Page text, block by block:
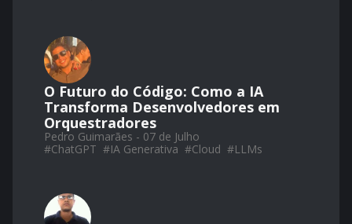
O Futuro do Código: Como a IA
Transforma Desenvolvedores em
Orquestradores
Pedro Guimarães - 07 de Julho
#ChatGPT #IA Generativa #Cloud #LLMs